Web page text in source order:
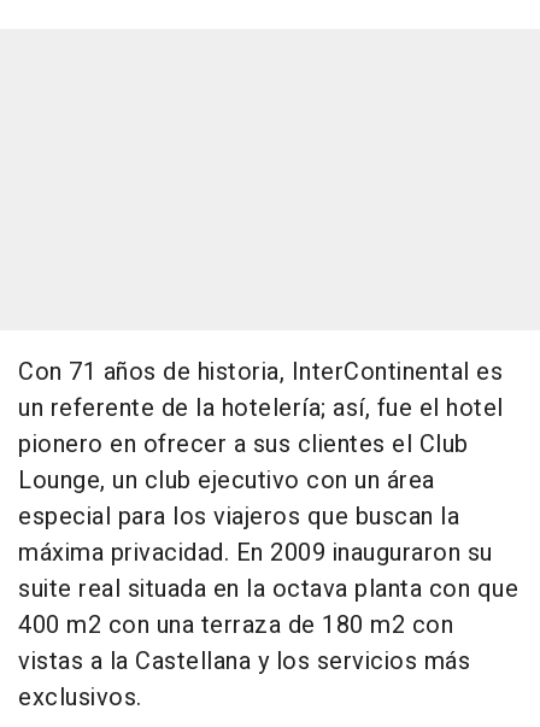
Con 71 años de historia, InterContinental es
un referente de la hotelería; así, fue el hotel
pionero en ofrecer a sus clientes el Club
Lounge, un club ejecutivo con un área
especial para los viajeros que buscan la
máxima privacidad. En 2009 inauguraron su
suite real situada en la octava planta con que
400 m2 con una terraza de 180 m2 con
vistas a la Castellana y los servicios más
exclusivos.